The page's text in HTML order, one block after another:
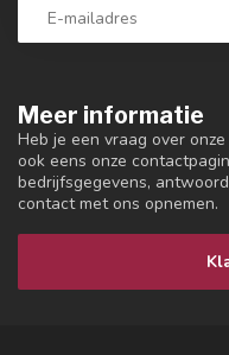
Meer informatie
Heb je een vraag over
ook eens onze
bedrijfsgegevens,
contact met ons opnemen.